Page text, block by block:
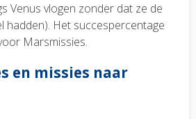
Venus vlogen zonder dat ze de
hadden). Het succespercentage
Marsmissies.
en missies naar